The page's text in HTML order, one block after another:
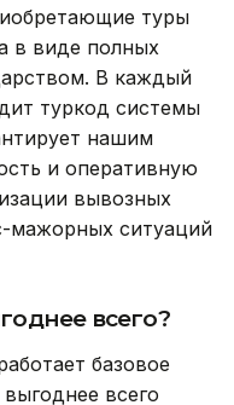
туры
в виде полных
В каждый
туркод системы
нашим
и оперативную
вывозных
мажорных ситуаций
всего?
базовое
всего